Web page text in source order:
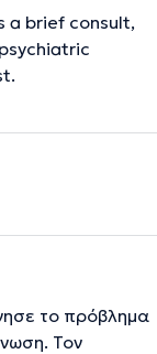
a brief consult,
το πρόβλημα
Τον